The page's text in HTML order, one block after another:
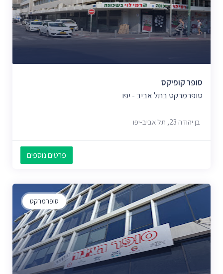
סופר קופיקס
סופרמרקט בתל אביב - יפו
בן יהודה 23, תל אביב-יפו
פרטים נוספים
סופרמרקט